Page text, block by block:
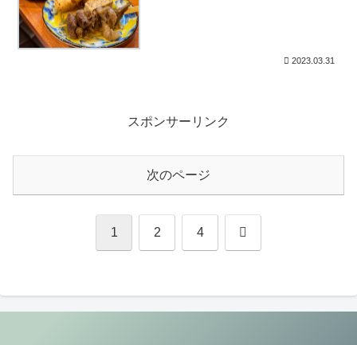
2023.03.31
スポンサーリンク
次のページ
1 2 4 次